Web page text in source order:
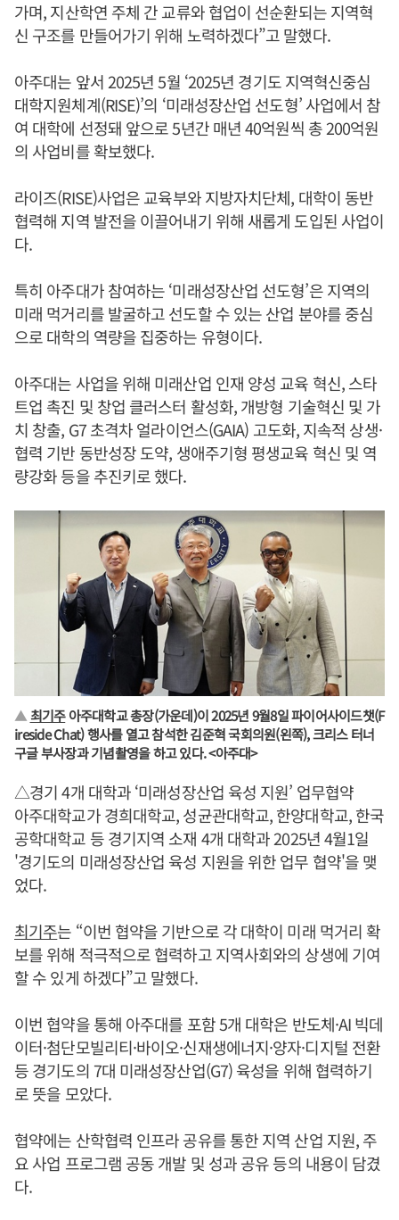
가며, 지산학연 주체 간 교류와 협업이 선순환되는 지역혁
신 구조를 만들어가기 위해 노력하겠다”고 말했다.
아주대는 앞서 2025년 5월 ‘2025년 경기도 지역혁신중심
대학지원체계(RISE)’의 ‘미래성장산업 선도형’ 사업에서 참
여 대학에 선정돼 앞으로 5년간 매년 40억원씩 총 200억원
의 사업비를 확보했다.
라이즈(RISE)사업은 교육부와 지방자치단체, 대학이 동반
협력해 지역 발전을 이끌어내기 위해 새롭게 도입된 사업이
다.
특히 아주대가 참여하는 ‘미래성장산업 선도형’은 지역의
미래 먹거리를 발굴하고 선도할 수 있는 산업 분야를 중심
으로 대학의 역량을 집중하는 유형이다.
아주대는 사업을 위해 미래산업 인재 양성 교육 혁신, 스타
트업 촉진 및 창업 클러스터 활성화, 개방형 기술혁신 및 가
치 창출, G7 초격차 얼라이언스(GAIA) 고도화, 지속적 상생·
협력 기반 동반성장 도약, 생애주기형 평생교육 혁신 및 역
량강화 등을 추진키로 했다.
▲ 최기주아주대학교 총장(가운데)이 2025년 9월8일 파이어사이드챗(F
ireside Chat) 행사를 열고 참석한 김준혁 국회의원(왼쪽), 크리스 터너
구글 부사장과 기념촬영을 하고 있다. <아주대>
△경기 4개 대학과 ‘미래성장산업 육성 지원’ 업무협약
아주대학교가 경희대학교, 성균관대학교, 한양대학교, 한국
공학대학교 등 경기지역 소재 4개 대학과 2025년 4월1일
'경기도의 미래성장산업 육성 지원을 위한 업무 협약'을 맺
었다.
최기주는 “이번 협약을 기반으로 각 대학이 미래 먹거리 확
보를 위해 적극적으로 협력하고 지역사회와의 상생에 기여
할 수 있게 하겠다”고 말했다.
이번 협약을 통해 아주대를 포함 5개 대학은 반도체·AI 빅데
이터·첨단모빌리티·바이오·신재생에너지·양자·디지털 전환
등 경기도의 7대 미래성장산업(G7) 육성을 위해 협력하기
로 뜻을 모았다.
협약에는 산학협력 인프라 공유를 통한 지역 산업 지원, 주
요 사업 프로그램 공동 개발 및 성과 공유 등의 내용이 담겼
다.